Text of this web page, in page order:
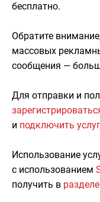
бесплатно.
Обратите
массовых
сообщения —
Для отправки и
и подключить
Использование
с использованием
получить в